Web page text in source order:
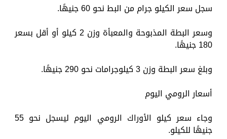
سجل سعر الكيلو جرام من البط نحو 60 جنيهًا.
وسعر البطة المذبوحة والمعبأة وزن 2 كيلو أو أقل بسعر
180 جنيهًا.
وبلغ سعر البطة وزن 3 كيلوجرامات نحو 290 جنيهًا.
أسعار الرومي اليوم
وجاء سعر كيلو الأوراك الرومي اليوم ليسجل نحو 55
جنيهًا للكيلو.